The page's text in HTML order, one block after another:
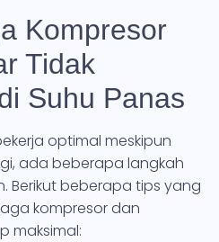
Kompresor
Tidak
Suhu Panas
optimal meskipun
ada beberapa langkah
Berikut beberapa tips yang
kompresor dan
maksimal: